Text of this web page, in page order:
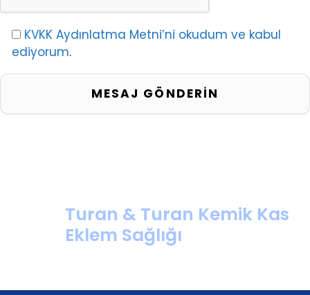
KVKK Aydınlatma Metni’ni okudum ve kabul
ediyorum.
Turan & Turan Kemik Kas
Eklem Sağlığı